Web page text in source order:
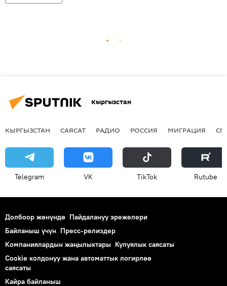
Кыргызстан
КЫРГЫЗСТАН САЯСАТ РАДИО РОССИЯ МИГРАЦИЯ
Telegram VK ТikТоk Rutube
Долбоор жөнүндө Пайдалануу эрежелери
Байланыш үчүн Пресс-релиздер
Компаниялардын жаңылыктары Купуялык саясаты
Cookie колдонуу жана автоматтык логирлөө
саясаты
Кайра байланыш